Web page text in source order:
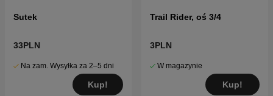
Sutek
33PLN
Na zam. Wysyłka za 2–5 dni
Kup!
Trail Rider, oś 3/4
3PLN
W magazynie
Kup!